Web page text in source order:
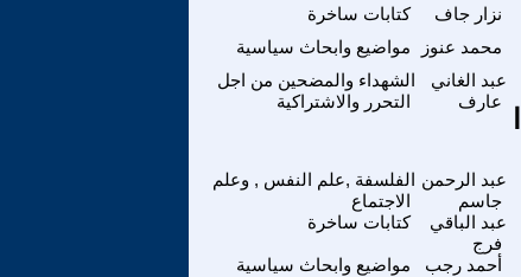
كتابات ساخرة نزار جاف
مواضيع وابحاث سياسية
محمد عنوز
الشهداء والمضحين من اجل
التحرر والاشتراكية
عبد الغاني
عارف
الفلسفة ,علم النفس , وعلم
الاجتماع
عبد الرحمن
جاسم
كتابات ساخرة
عبد الباقي
فرج
مواضيع وابحاث سياسية أحمد رجب